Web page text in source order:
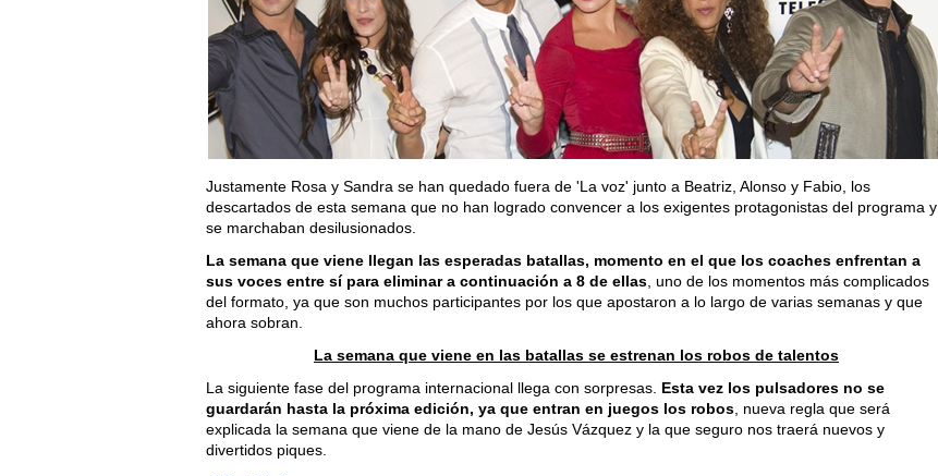
Justamente Rosa y Sandra se han quedado fuera de 'La voz' junto a Beatriz, Alonso y Fabio, los
descartados de esta semana que no han logrado convencer a los exigentes protagonistas del programa y
se marchaban desilusionados.
La semana que viene llegan las esperadas batallas, momento en el que los coaches enfrentan a
sus voces entre sí para eliminar a continuación a 8 de ellas , uno de los momentos más complicados
del formato, ya que son muchos participantes por los que apostaron a lo largo de varias semanas y que
ahora sobran.
La semana que viene en las batallas se estrenan los robos de talentos
La siguiente fase del programa internacional llega con sorpresas. Esta vez los pulsadores no se
guardarán hasta la próxima edición, ya que entran en juegos los robos , nueva regla que será
explicada la semana que viene de la mano de Jesús Vázquez y la que seguro nos traerá nuevos y
divertidos piques.